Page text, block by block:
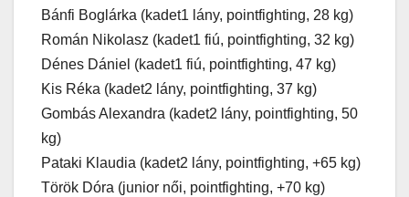
Bánfi Boglárka (kadet1 lány, pointfighting, 28 kg)
Román Nikolasz (kadet1 fiú, pointfighting, 32 kg)
Dénes Dániel (kadet1 fiú, pointfighting, 47 kg)
Kis Réka (kadet2 lány, pointfighting, 37 kg)
Gombás Alexandra (kadet2 lány, pointfighting, 50
kg)
Pataki Klaudia (kadet2 lány, pointfighting, +65 kg)
Török Dóra (junior női, pointfighting, +70 kg)